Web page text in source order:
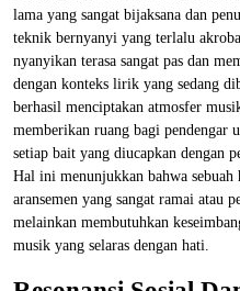
lama yang sangat bijaksana dan
teknik bernyanyi yang terlalu
nyanyikan terasa sangat pas dan
dengan konteks lirik yang sedang
berhasil menciptakan atmosfer
memberikan ruang bagi pendengar
setiap bait yang diucapkan dengan
Hal ini menunjukkan bahwa
aransemen yang sangat ramai atau
melainkan membutuhkan
musik yang selaras dengan hati.